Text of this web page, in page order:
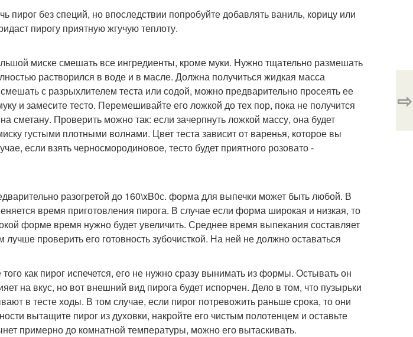
пирог без специй, но впоследствии попробуйте добавлять ваниль, корицу или
пирогу приятную жгучую теплоту.
миске смешать все ингредиенты, кроме муки. Нужно тщательно размешать
растворился в воде и в масле. Должна получиться жидкая масса
с разрыхлителем теста или содой, можно предварительно просеять ее
и замесите тесто. Перемешивайте его ложкой до тех пор, пока не получится
сметану. Проверить можно так: если зачерпнуть ложкой массу, она будет
густыми плотными волнами. Цвет теста зависит от варенья, которое вы
если взять черносмородиновое, тесто будет приятного розовато -
разогретой до 160\xB0с. форма для выпечки может быть любой. В
время приготовления пирога. В случае если форма широкая и низкая, то
форме время нужно будет увеличить. Среднее время выпекания составляет
проверить его готовность зубочисткой. На ней не должно оставаться
как пирог испечется, его не нужно сразу вынимать из формы. Остывать он
на вкус, но вот внешний вид пирога будет испорчен. Дело в том, что пузырьки
в тесте ходы. В том случае, если пирог потревожить раньше срока, то они
вытащите пирог из духовки, накройте его чистым полотенцем и оставьте
примерно до комнатной температуры, можно его вытаскивать.
⇨